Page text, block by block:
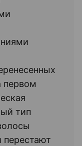
первом
тип
перестают